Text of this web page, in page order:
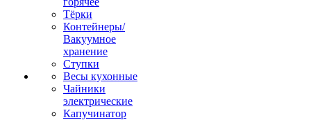
Тёрки
Контейнеры/
Вакуумное
хранение
Ступки
Весы кухонные
Чайники
электрические
Капучинатор